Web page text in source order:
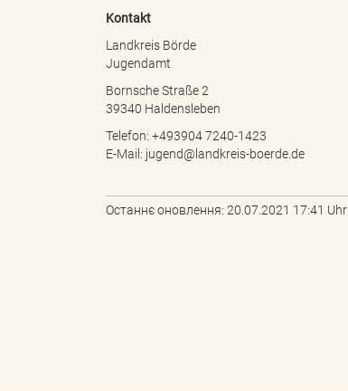
r
Kontakt
Landkreis Börde
Jugendamt
Bornsche Straße 2
39340 Haldensleben
Telefon: +493904 7240-1423
E-Mail: jugend@landkreis-boerde.de
Останнє оновлення: 20.07.2021 17:41 Uhr